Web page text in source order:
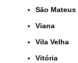
São Mateus
Viana
Vila Velha
Vitória